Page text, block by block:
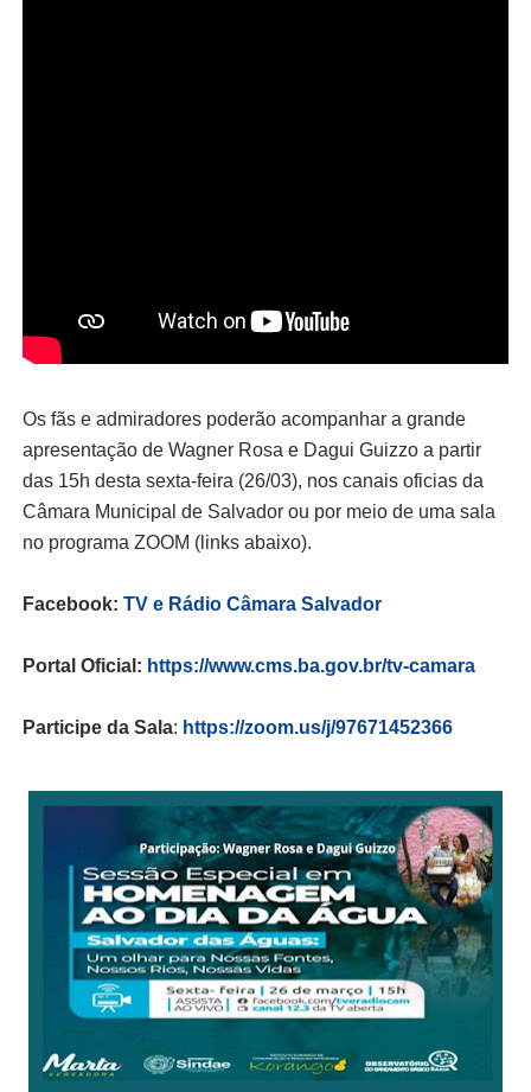
Os fãs e admiradores poderão acompanhar a grande
apresentação de Wagner Rosa e Dagui Guizzo a partir
das 15h desta sexta-feira (26/03), nos canais oficias da
Câmara Municipal de Salvador ou por meio de uma sala
no programa ZOOM (links abaixo).
Facebook: TV e Rádio Câmara Salvador
Portal Oficial: https://www.cms.ba.gov.br/tv-camara
Participe da Sala: https://zoom.us/j/97671452366